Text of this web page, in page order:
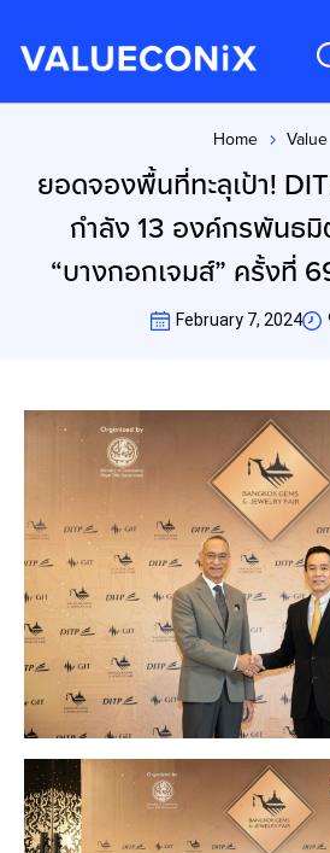
Home Value
ยอดจองพื้นที่ทะลุเป้า!
กำลัง 13 องค์กรพันธ
“บางกอกเจมส์” ครั้งที่
February 7, 2024